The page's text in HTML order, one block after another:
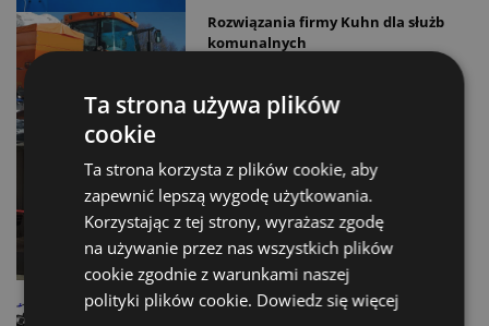
Rozwiązania firmy Kuhn dla służb
komunalnych
Mazowszu
02.11.2025
Kompania Leśna wyłącznym
dystrybutorem Green-Tec w Polsce
Ta strona używa plików
cookie
Ta strona korzysta z plików cookie, aby
zapewnić lepszą wygodę użytkowania.
Korzystając z tej strony, wyrażasz zgodę
na używanie przez nas wszystkich plików
cookie zgodnie z warunkami naszej
polityki plików cookie. Dowiedz się więcej